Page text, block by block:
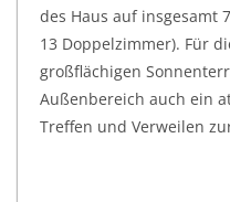
des Haus auf insgesamt
13 Doppelzimmer). Für
großflächigen
Außenbereich auch ein
Treffen und Verweilen